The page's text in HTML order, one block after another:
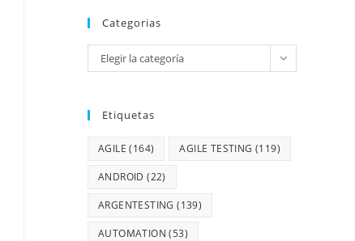
Categorias
Elegir la categoría
Etiquetas
AGILE (164) AGILE TESTING (119)
ANDROID (22)
ARGENTESTING (139)
AUTOMATION (53)